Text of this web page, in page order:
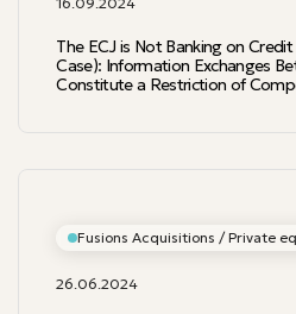
The ECJ is Not Banking on
Case): Information Exchanges
Constitute a Restriction of
Fusions Acquisitions / Private
26.06.2024